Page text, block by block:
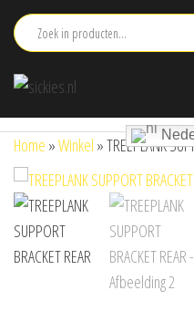
naar
inhoud
Home »Winkel »TREEPLANK